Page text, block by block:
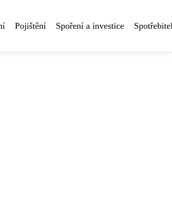
Pojištění Spoření a investice